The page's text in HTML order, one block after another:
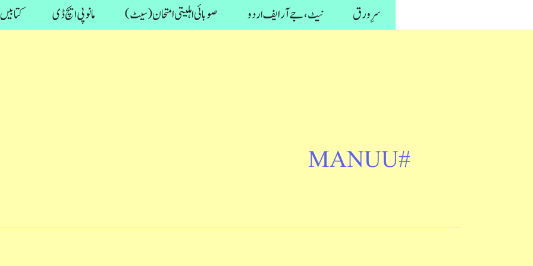
سرِ ورق نیٹ، جے آر ایف اردو صوبائی اہلیتی امتحان (سیٹ) مانو پی ایچ ڈی کتابیں
#MANUU